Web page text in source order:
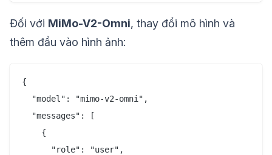
Đối với MiMo-V2-Omni, thay đổi mô hình và
thêm đầu vào hình ảnh:
{
  "model": "mimo-v2-omni",
  "messages": [
    {
      "role": "user",